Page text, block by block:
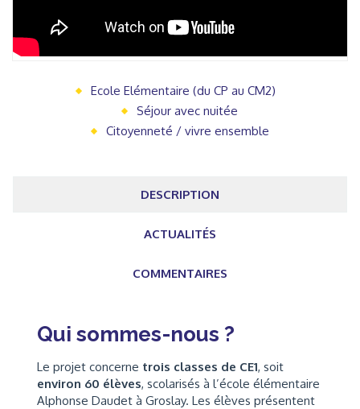
Ecole Elémentaire (du CP au CM2)
Séjour avec nuitée
Citoyenneté / vivre ensemble
DESCRIPTION
ACTUALITÉS
COMMENTAIRES
Qui sommes-nous ?
Le projet concerne trois classes de CE1, soit
environ 60 élèves, scolarisés à l’école élémentaire
Alphonse Daudet à Groslay. Les élèves présentent